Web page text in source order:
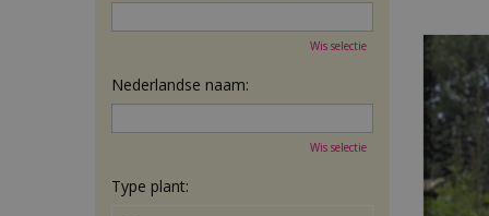
Wis selectie
Nederlandse naam:
Wis selectie
Type plant: